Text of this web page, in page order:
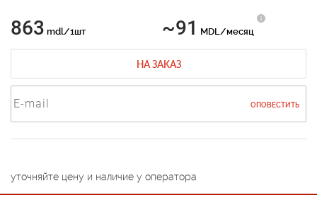
863 mdl/1шт ~91 MDL/месяц
НА ЗАКАЗ
ОПОВЕСТИТЬ
уточняйте цену и наличие у оператора